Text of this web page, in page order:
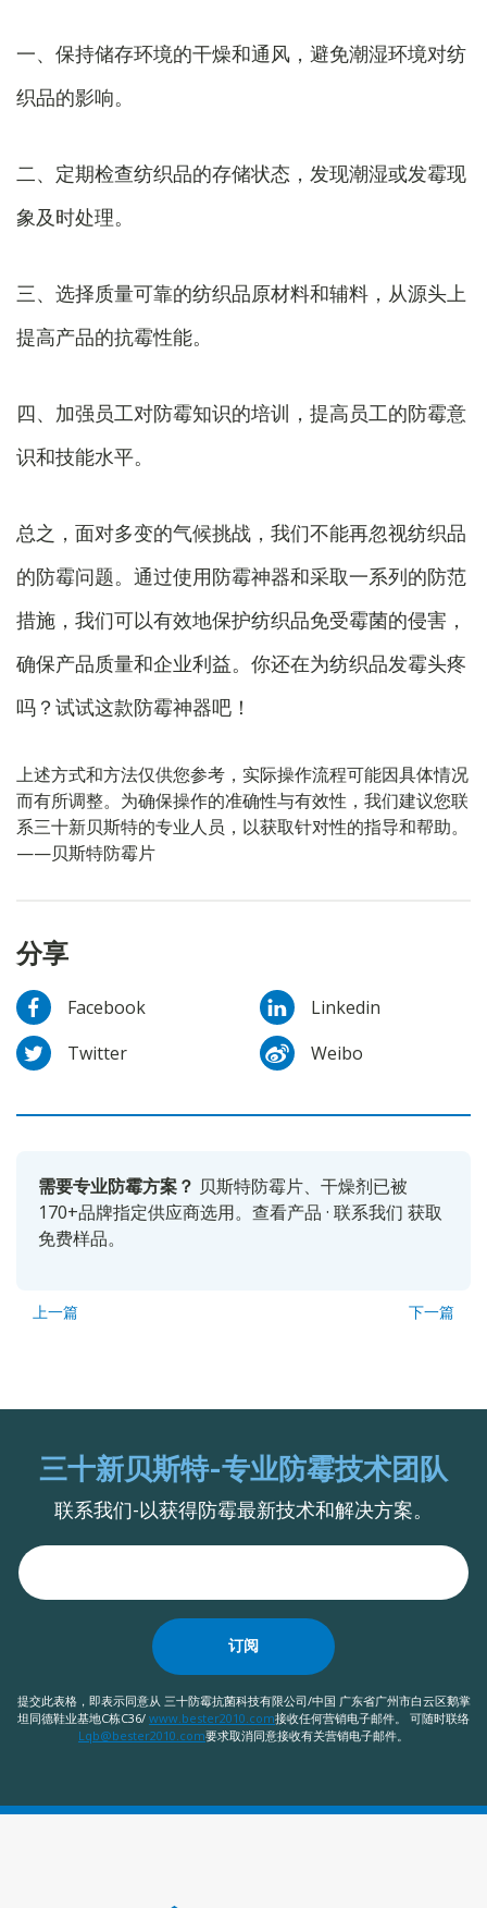
一、保持储存环境的干燥和通风，避免潮湿环境对纺
织品的影响。
二、定期检查纺织品的存储状态，发现潮湿或发霉现
象及时处理。
三、选择质量可靠的纺织品原材料和辅料，从源头上
提高产品的抗霉性能。
四、加强员工对防霉知识的培训，提高员工的防霉意
识和技能水平。
总之，面对多变的气候挑战，我们不能再忽视纺织品
的防霉问题。通过使用防霉神器和采取一系列的防范
措施，我们可以有效地保护纺织品免受霉菌的侵害，
确保产品质量和企业利益。你还在为纺织品发霉头疼
吗？试试这款防霉神器吧！
上述方式和方法仅供您参考，实际操作流程可能因具体情况
而有所调整。为确保操作的准确性与有效性，我们建议您联
系三十新贝斯特的专业人员，以获取针对性的指导和帮助。
——贝斯特防霉片
分享
Facebook
Linkedin
Twitter
Weibo
需要专业防霉方案？ 贝斯特防霉片、干燥剂已被
170+品牌指定供应商选用。 查看产品 · 联系我们 获取
免费样品。
上一篇 下一篇
三十新贝斯特-专业防霉技术团队
联系我们-以获得防霉最新技术和解决方案。
订阅
提交此表格，即表示同意从 三十防霉抗菌科技有限公司/中国 广东省广州市白云区鹅掌
坦同德鞋业基地C栋C36/ www.bester2010.com接收任何营销电子邮件。 可随时联络
Lqb@bester2010.com要求取消同意接收有关营销电子邮件。